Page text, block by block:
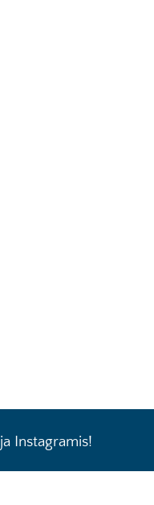
ja Instagramis!